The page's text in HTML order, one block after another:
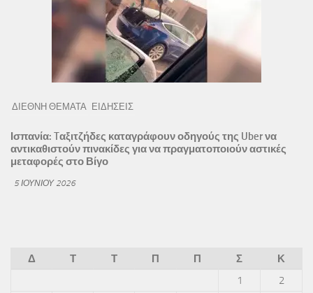
ΔΙΕΘΝΗ ΘΕΜΑΤΑ ΕΙΔΗΣΕΙΣ
Ισπανία: Tαξιτζήδες καταγράφουν οδηγούς της Uber να
αντικαθιστούν πινακίδες για να πραγματοποιούν αστικές
μεταφορές στο Βίγο
5 ΙΟΥΝΊΟΥ 2026
Δ Τ Τ Π Π Σ
Κ
1
2